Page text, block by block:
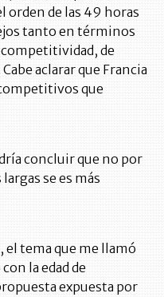
orden de las 49 horas
tanto en términos
de
aclarar que Francia
que
concluir que no por
se es más
el tema que me llamó
la edad de
expuesta por